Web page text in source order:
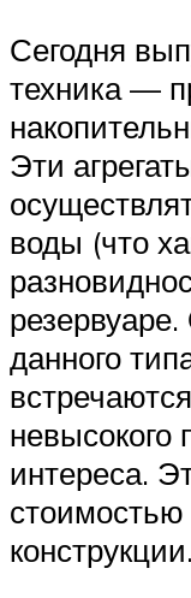
Сегодня
техника —
Эти
воды (что
данного
невысокого
интереса.
конструкции.